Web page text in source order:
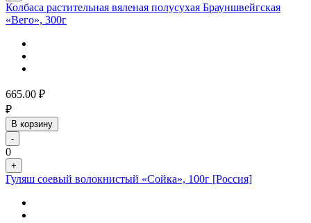
Колбаса растительная вяленая полусухая Брауншвейгская
«Вего», 300г
665.00 ₽
₽
В корзину
-
0
+
Гуляш соевый волокнистый «Сойка», 100г [Россия]